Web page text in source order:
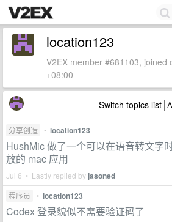
location123
V2EX member #681103, joined
+08:00
Switch topics list
分享创造 • location123
HushMic 做了一个可以在语音转文字
放的 mac 应用
Jul 6 • Lastly replied by jasoned
程序员 • location123
Codex 登录貌似不需要验证码了